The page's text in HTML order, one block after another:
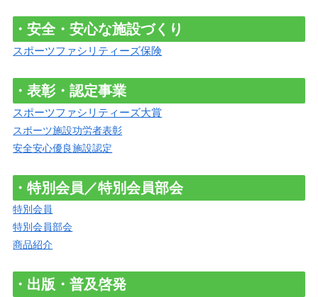
・安全・安心な施設づくり
スポーツファシリティーズ保険
・表彰・認定事業
スポーツファシリティーズ大賞
スポーツ施設功労者表彰
安全安心優良施設認定
・特別会員／特別会員部会
特別会員
特別会員部会
商品紹介
・出版・普及啓発